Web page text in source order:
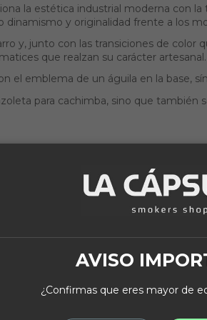
la estética industrial moderna con
y originalidad frente a los
y, junto con las transiciones de
que realzan su carácter artesanal.
el emblema de un águila en la base,
para cachimba, sino que
Fuera
AVISO
¿Confirmas que eres mayor de